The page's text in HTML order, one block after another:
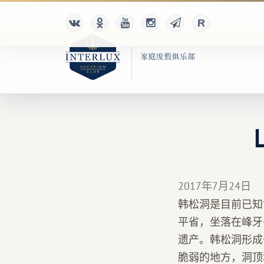
2017年7月24日
韩松洞是目前已
平省，坐落在峰
遗产。韩松洞形
脆弱的地方，洞